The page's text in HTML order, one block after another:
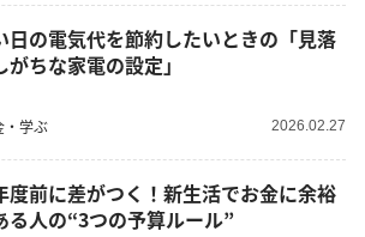
日の電気代を節約したいときの「見落
がちな家電の設定」
・学ぶ 2026.02.27
度前に差がつく！新生活でお金に余裕
る人の“3つの予算ルール”